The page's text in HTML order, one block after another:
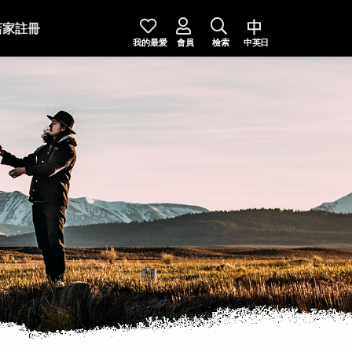
註冊
我的最愛 會員 檢索 中英日